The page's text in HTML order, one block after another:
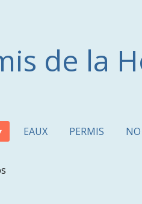
de la
EAUX PERMIS